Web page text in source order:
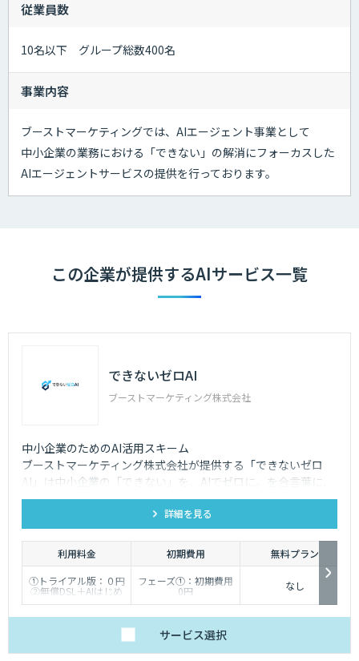
従業員数
10名以下 グループ総数400名
事業内容
ブーストマーケティングでは、AIエージェント事業として
中小企業の業務における「できない」の解消にフォーカスした
AIエージェントサービスの提供を行っております。
この企業が提供するAIサービス一覧
できないゼロAI
ブーストマーケティング株式会社
中小企業のためのAI活用スキーム
ブーストマーケティング株式会社が提供する「できないゼロ
AI」は中小企業の「できない」を、AIでゼロに。を合言葉に、
営業/バックオフィス/マーケなど、企業の業務をAIエージェン
トで自動化。「AIを作る」のではなく「業務が止まらない状
態」を提供し、企業の生産性を根本から変えます。
詳細を見る
利用料金 初期費用
無料プラン
①トライアル版：０円
②無償DSL＋AIはじめ
るサポート：50,000円
1,500,000円（個社別
フェーズ①：初期費用
0円
フェーズ②：初期費用
円）/
フェーズ③以降：開発
時にお見積り
なし
サービス選択